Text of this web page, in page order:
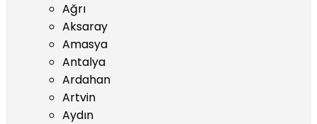
Ağrı
Aksaray
Amasya
Antalya
Ardahan
Artvin
Aydın